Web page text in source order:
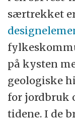
særtrekket
på kysten
geologiske
for jordbruk
tidene. I de